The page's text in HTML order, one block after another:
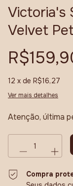
Victoria's
Velvet
12 x de R$16,27
Ver mais detalhes
Atenção, última
Compra